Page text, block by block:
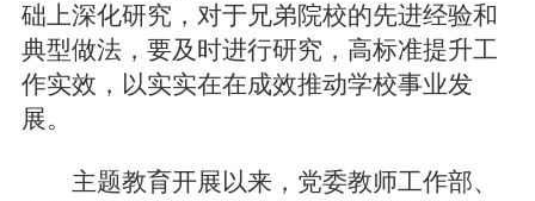
础上深化研究，对于兄弟院校的先进经验和
典型做法，要及时进行研究，高标准提升工
作实效，以实实在在成效推动学校事业发
展。
主题教育开展以来， 党委教师工作部、